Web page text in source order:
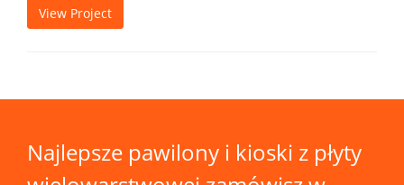
View Project
Najlepsze pawilony i kioski z płyty